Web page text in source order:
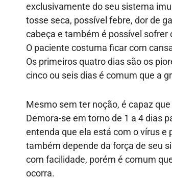
exclusivamente do seu sistema
tosse seca, possível febre, dor de
cabeça e também é possível
O paciente costuma ficar com
Os primeiros quatro dias são os
cinco ou seis dias é comum que a
Mesmo sem ter noção, é capaz
Demora-se em torno de 1 a 4 dias
entenda que ela está com o vírus e
também depende da força de seu
com facilidade, porém é comum
ocorra.